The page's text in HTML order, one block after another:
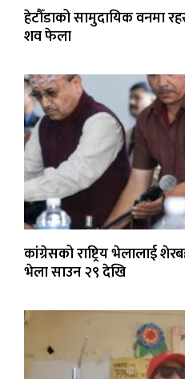
हेटौँडाको सामुदायिक वनमा
शव फेला
कांग्रेसको राष्ट्रिय भेलालाई
भेला साउन २९ देखि